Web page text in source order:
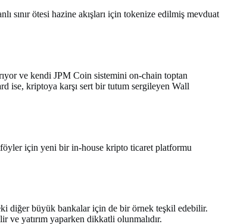
ötesi hazine akışları için tokenize edilmiş mevduat
ve kendi JPM Coin sistemini on-chain toptan
ise, kriptoya karşı sert bir tutum sergileyen Wall
için yeni bir in-house kripto ticaret platformu
diğer büyük bankalar için de bir örnek teşkil edebilir.
ve yatırım yaparken dikkatli olunmalıdır.